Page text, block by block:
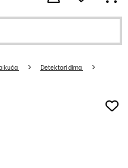
kuća Detektori dima